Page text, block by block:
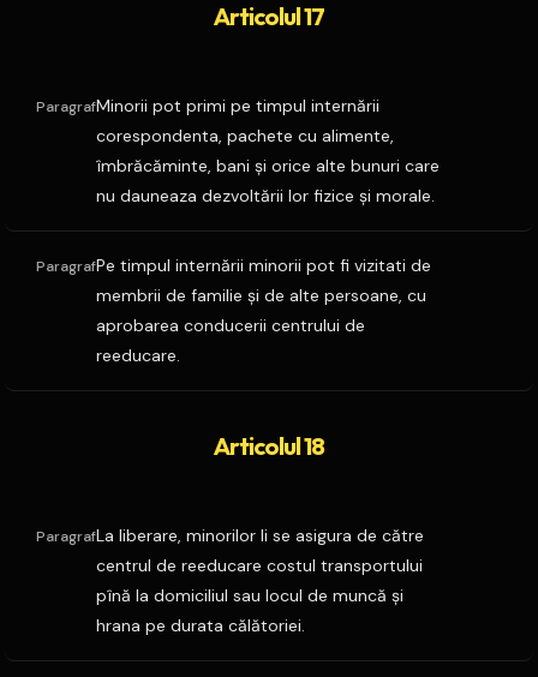
Articolul 17
ParagrafMinorii pot primi pe timpul internării
corespondenta, pachete cu alimente,
îmbrăcăminte, bani şi orice alte bunuri care
nu dauneaza dezvoltării lor fizice şi morale.
ParagrafPe timpul internării minorii pot fi vizitati de
membrii de familie şi de alte persoane, cu
aprobarea conducerii centrului de
reeducare.
Articolul 18
ParagrafLa liberare, minorilor li se asigura de către
centrul de reeducare costul transportului
pînă la domiciliul sau locul de muncă şi
hrana pe durata călătoriei.